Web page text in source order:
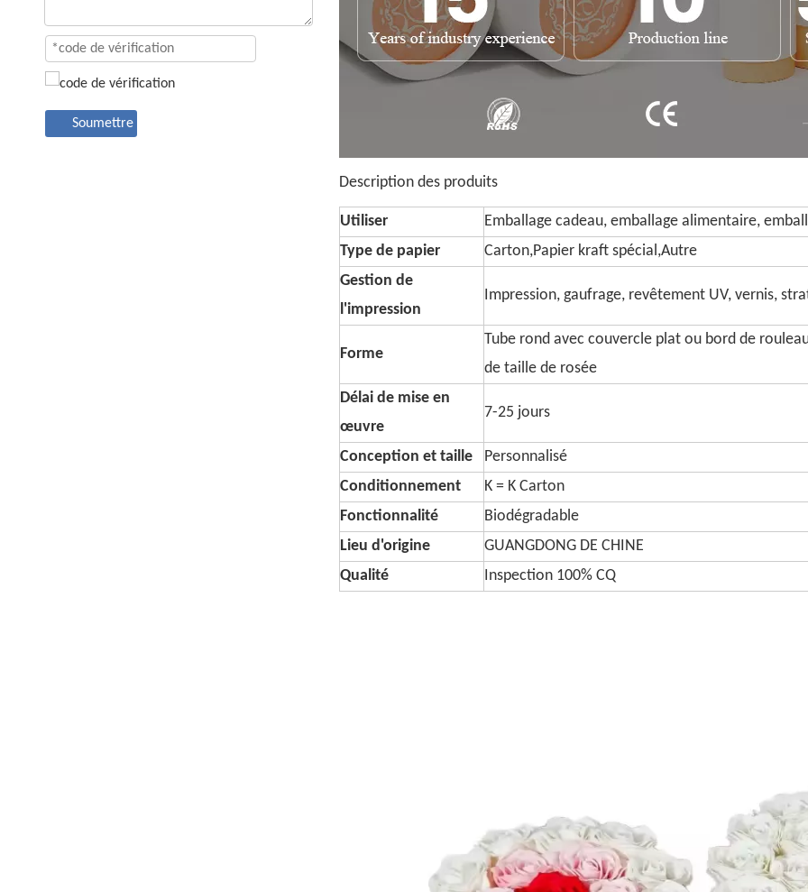
Soumettre
Description des produits
Utiliser
Emballage cadeau, emballage alimentaire,
Type de papier
Carton,Papier kraft spécial,Autre
Gestion de
l'impression
Impression, gaufrage, revêtement UV, vernis,
Forme
Tube rond avec couvercle plat ou bord de
de taille de rosée
Délai de mise en
œuvre
7-25 jours
Conception et taille
Personnalisé
Conditionnement
K = K Carton
Fonctionnalité
Biodégradable
Lieu d'origine
GUANGDONG DE CHINE
Qualité
Inspection 100% CQ